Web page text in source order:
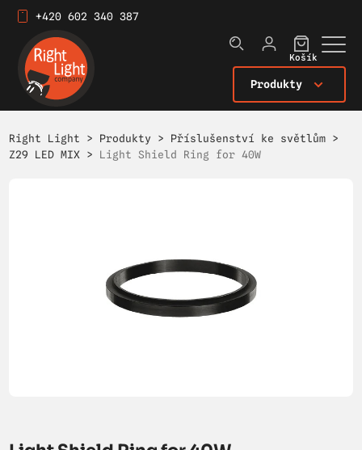
+420 602 340 387
Produkty
Košík
Right Light > Produkty > Příslušenství ke světlům >
Z29 LED MIX > Light Shield Ring for 40W